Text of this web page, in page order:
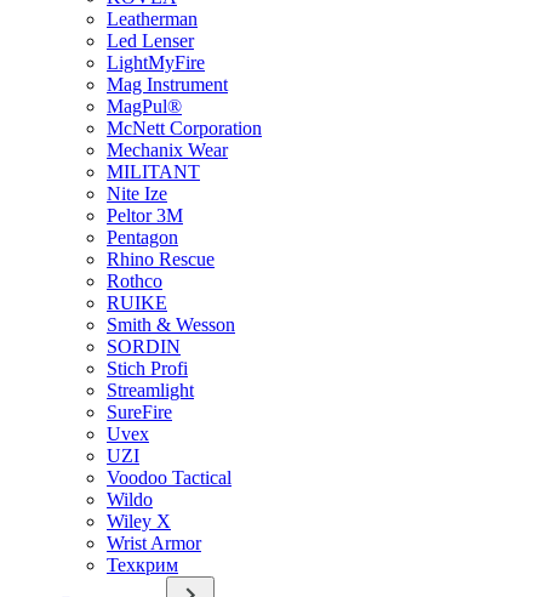
Leatherman
Led Lenser
LightMyFire
Mag Instrument
MagPul®
McNett Corporation
Mechanix Wear
MILITANT
Nite Ize
Peltor 3M
Pentagon
Rhino Rescue
Rothco
RUIKE
Smith & Wesson
SORDIN
Stich Profi
Streamlight
SureFire
Uvex
UZI
Voodoo Tactical
Wildo
Wiley X
Wrist Armor
Техкрим